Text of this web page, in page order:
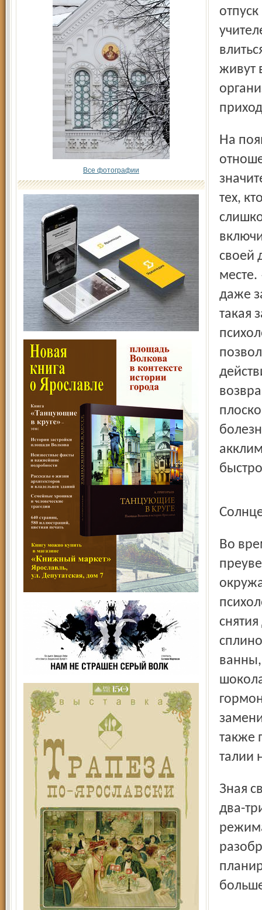
Все фотографии
живут
На появление постотпускного синдрома влияет и
тех,
своей
месте.
даже
такая
Во время постотпускного синдрома человек склонен
ванны,
также
талии
Зная свои личные особенности, можно выделить себе
два-